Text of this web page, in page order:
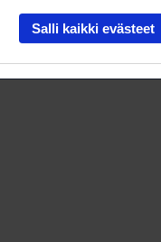
Salli kaikki evästeet
ja